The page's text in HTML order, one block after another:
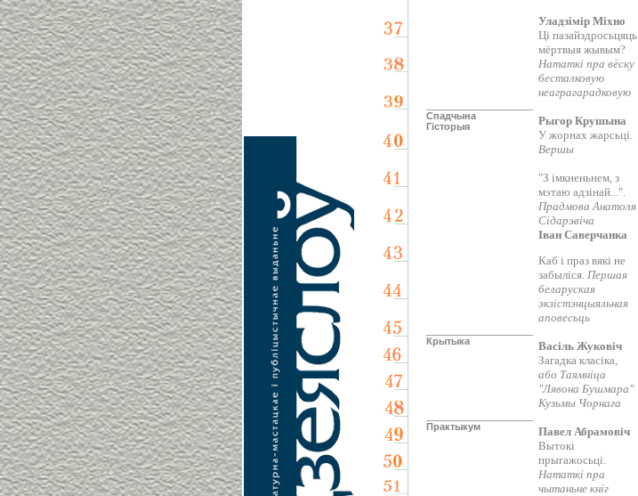
Уладзімір Міхно
Ці пазайздросьцяць
мёртвыя жывым?
Нататкі пра вёску
бесталковую
неаграгарадковую
Спадчына
Гісторыя
Рыгор Крушына
У жорнах жарсьці.
Вершы
"З імкненьнем, з
мэтаю адзінай...".
Прадмова Анатоля
Сідарэвіча
Іван Саверчанка
Каб і праз вякі не
забыліся. Першая
беларуская
экзістэнцыяльная
аповесьць
Крытыка
Васіль Жуковіч
Загадка класіка,
або Таямніца
"Лявона Бушмара"
Кузьмы Чорнага
Практыкум
Павел Абрамовіч
Вытокі
прыгажосьці.
Нататкі пра
чытаньне кніг